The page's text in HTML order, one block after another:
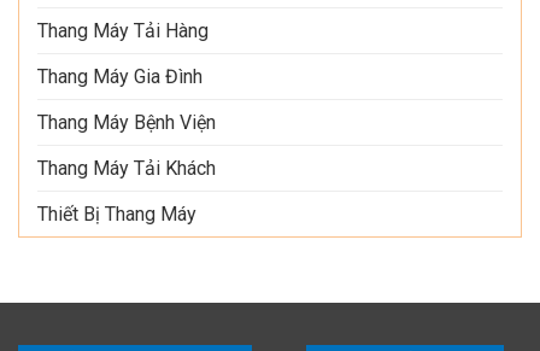
Thang Máy Tải Hàng
Thang Máy Gia Đình
Thang Máy Bệnh Viện
Thang Máy Tải Khách
Thiết Bị Thang Máy